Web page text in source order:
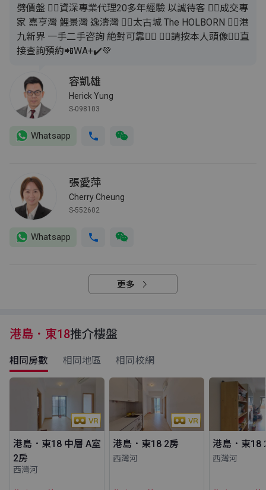
劈價盤 👍🏻資深專業代理20多年經驗 以誠待客 👍🏻成交專
家 嘉亨灣 鯉景灣 逸濤灣 👍🏻太古城 The HOLBORN 👍🏻港
九新界 一手二手咨詢 絶對可靠👍🏻 👇🏻請按本人頭像👇🏻直
接查詢預約📲WA+✔️💚
容凱雄
Herick Yung
S-098103
Whatsapp
張愛萍
Cherry Cheung
S-552602
Whatsapp
更多
港島．東18推介樓盤
相同房數 相同地區 相同校網
港島．東18 中層 A室
2房
西灣河
港島．東18 2房
西灣河
港島．東18
西灣河